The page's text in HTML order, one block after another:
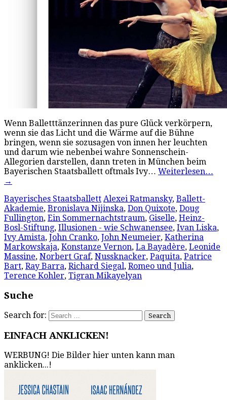
Wenn Balletttänzerinnen das pure Glück verkörpern,
wenn sie das Licht und die Wärme auf die Bühne
bringen, wenn sie sozusagen von innen her leuchten
und darum wie nebenbei wahre Sonnenschein-
Allegorien darstellen, dann treten in München beim
Bayerischen Staatsballett oftmals Ivy… Weiterlesen…
→
Bayerisches Staatsballett Alexei Ratmansky, Ballett-
Akademie, Bronislava Nijinska, Don Quixote, Doug
Fullington, Ein Sommernachtstraum, Giselle, Heinz-
Bosl-Stiftung, Illusionen - wie Schwanensee, Ivan Liska,
Ivy Amista, John Cranko, John Neumeier, Katherina
Markowskaja, Konstanze Vernon, La Bayadère, Leonide
Massine, Norbert Graf, Nussknacker, Paquita, Patrice
Bart, Ray Barra, Richard Siegal, Romeo und Julia,
Terence Kohler, Tigran Mikayelyan
Suche
Search for:
EINFACH ANKLICKEN!
WERBUNG! Die Bilder hier unten kann man
anklicken...!